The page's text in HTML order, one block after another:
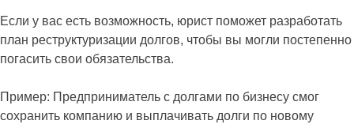
Если у вас есть возможность, юрист поможет разработать
план реструктуризации долгов, чтобы вы могли постепенно
погасить свои обязательства.
Пример: Предприниматель с долгами по бизнесу смог
сохранить компанию и выплачивать долги по новому